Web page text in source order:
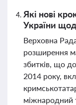
Які нові
України
Верховна
розширення
збитків, що
2014 року,
міжнародний